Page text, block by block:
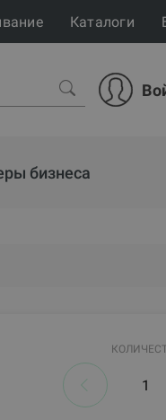
Каталоги
бизнеса